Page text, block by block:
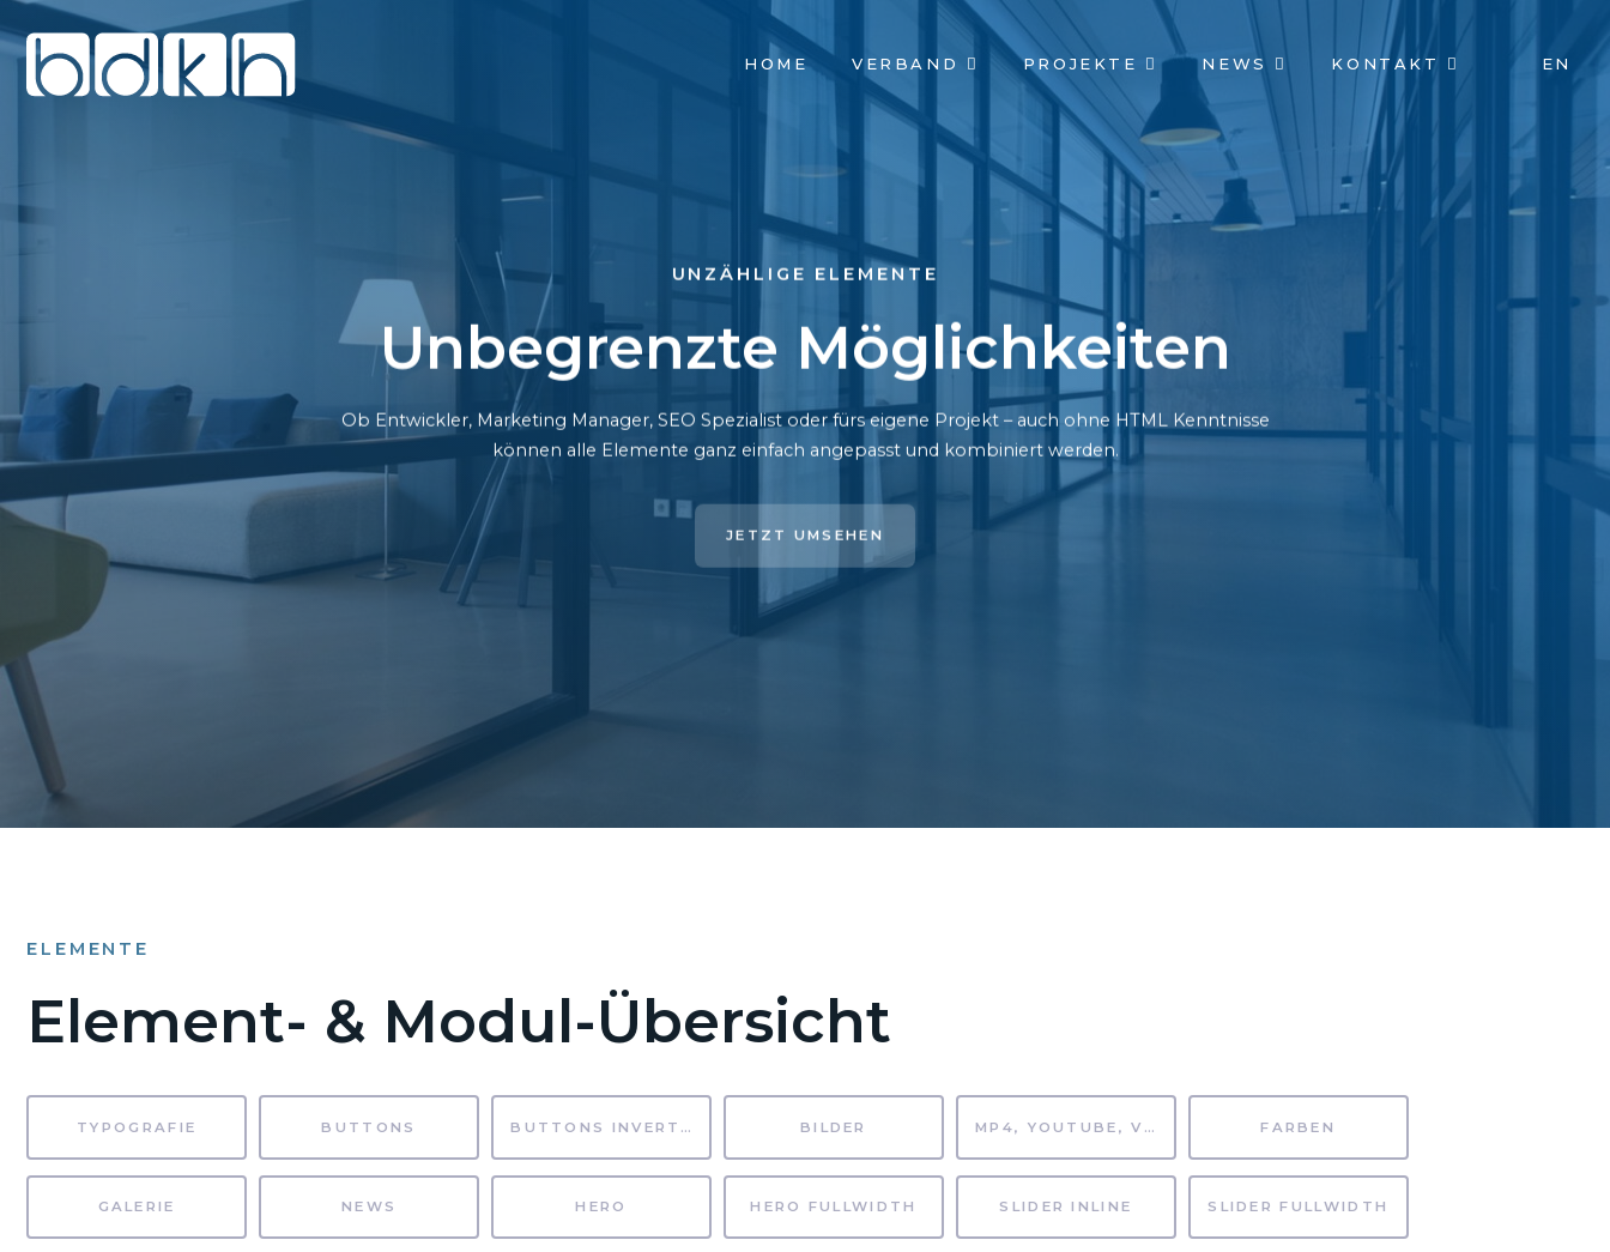
NAVIGATION
ÜBERSPRINGEN
HOME VERBAND PROJEKTE NEWS KONTAKT EN
UNZÄHLIGE ELEMENTE
Unbegrenzte Möglichkeiten
Ob Entwickler, Marketing Manager, SEO Spezialist oder fürs eigene Projekt – auch ohne HTML Kenntnisse
können alle Elemente ganz einfach angepasst und kombiniert werden.
JETZT UMSEHEN
ELEMENTE
Element- & Modul-Übersicht
TYPOGRAFIE BUTTONS BUTTONS INVERTIERT BILDER MP4, YOUTUBE, VIMEO FARBEN
GALERIE NEWS HERO HERO FULLWIDTH SLIDER INLINE SLIDER FULLWIDTH